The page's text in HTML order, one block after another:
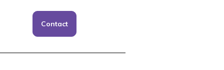
Contact